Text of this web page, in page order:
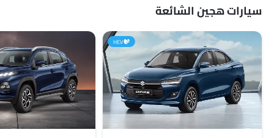
سيارات هجين الشائعة
HEV